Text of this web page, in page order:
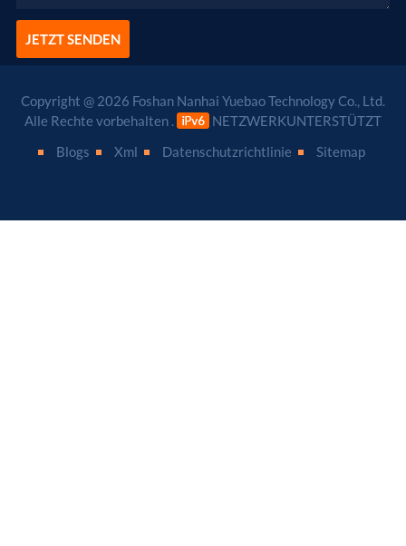
JETZT SENDEN
Copyright @ 2026 Foshan Nanhai Yuebao Technology Co., Ltd.
Alle Rechte vorbehalten .
NETZWERKUNTERSTÜTZT
Blogs
Xml Datenschutzrichtlinie Sitemap